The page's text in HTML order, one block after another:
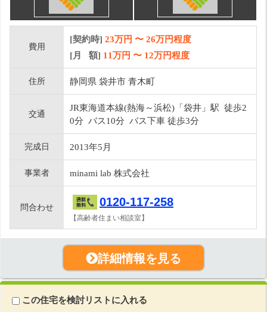
費用
[契約時] 23万円 〜 26万円程度
[月 額] 11万円 〜 12万円程度
住所 静岡県 袋井市 青木町
交通
JR東海道本線(熱海～浜松)「袋井」駅 徒歩2
0分 バス10分 バス下車 徒歩3分
完成日 2013年5月
事業者 minami lab 株式会社
問合わせ 0120-117-258
【高齢者住まい相談室】
詳細情報を見る
この住宅を検討リストに入れる